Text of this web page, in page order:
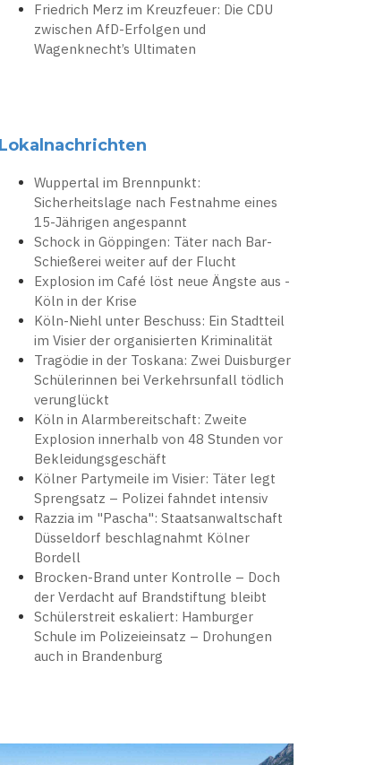
Friedrich Merz im Kreuzfeuer: Die CDU
zwischen AfD-Erfolgen und
Wagenknecht’s Ultimaten
Lokalnachrichten
Wuppertal im Brennpunkt:
Sicherheitslage nach Festnahme eines
15-Jährigen angespannt
Schock in Göppingen: Täter nach Bar-
Schießerei weiter auf der Flucht
Explosion im Café löst neue Ängste aus -
Köln in der Krise
Köln-Niehl unter Beschuss: Ein Stadtteil
im Visier der organisierten Kriminalität
Tragödie in der Toskana: Zwei Duisburger
Schülerinnen bei Verkehrsunfall tödlich
verunglückt
Köln in Alarmbereitschaft: Zweite
Explosion innerhalb von 48 Stunden vor
Bekleidungsgeschäft
Kölner Partymeile im Visier: Täter legt
Sprengsatz – Polizei fahndet intensiv
Razzia im "Pascha": Staatsanwaltschaft
Düsseldorf beschlagnahmt Kölner
Bordell
Brocken-Brand unter Kontrolle – Doch
der Verdacht auf Brandstiftung bleibt
Schülerstreit eskaliert: Hamburger
Schule im Polizeieinsatz – Drohungen
auch in Brandenburg